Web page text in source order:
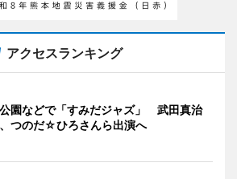
アクセスランキング
園などで「すみだジャズ」 武田真治
つのだ☆ひろさんら出演へ